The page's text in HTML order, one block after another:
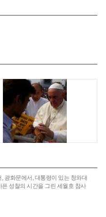
광화문에서, 대통령이 있는 청와대
성찰의 시간을 그린 세월호 참사